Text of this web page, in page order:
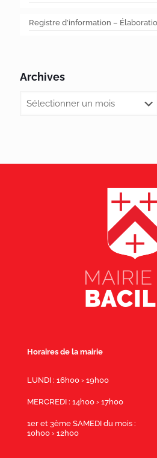
Registre d’information –
Archives
Horaires de la mairie
LUNDI : 16h00 › 19h00
MERCREDI : 14h00 › 17h00
1er et 3ème SAMEDI du mois :
10h00 › 12h00